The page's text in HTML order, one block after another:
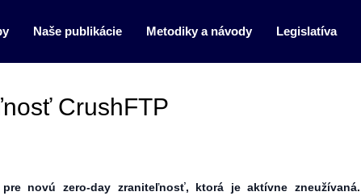
Naše publikácie Metodiky a návody Legislatíva
CrushFTP
novú zero-day zraniteľnosť, ktorá je aktívne zneužívaná.